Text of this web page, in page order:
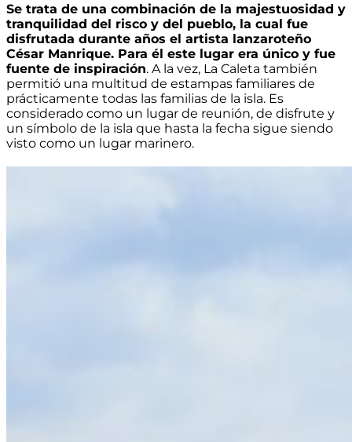
Se trata de una combinación de la majestuosidad y
tranquilidad del risco y del pueblo, la cual fue
disfrutada durante años el artista lanzaroteño
César Manrique. Para él este lugar era único y fue
fuente de inspiración. A la vez, La Caleta también
permitió una multitud de estampas familiares de
prácticamente todas las familias de la isla. Es
considerado como un lugar de reunión, de disfrute y
un símbolo de la isla que hasta la fecha sigue siendo
visto como un lugar marinero.